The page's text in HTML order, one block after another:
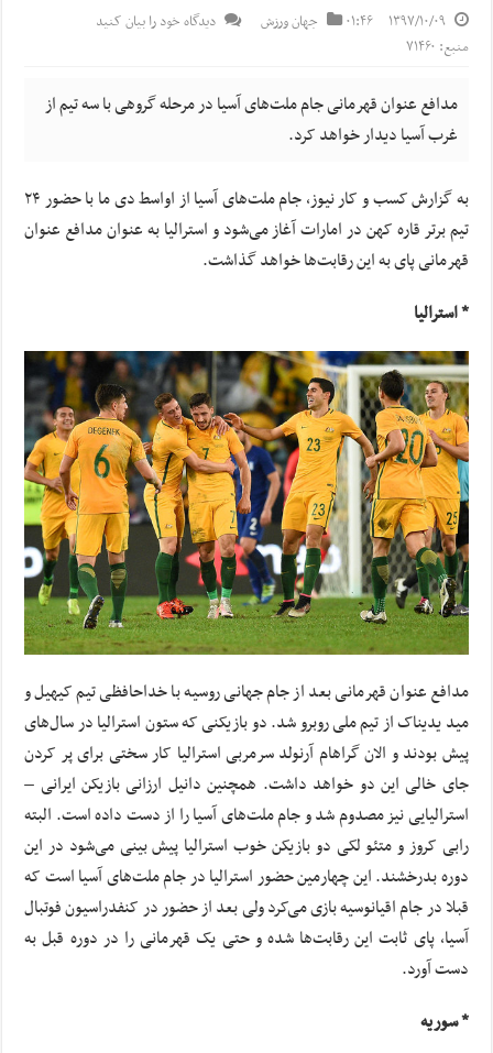
۱۳۹۷/۱۰/۰۹ ۰۱:۴۶ جهان ورزش
دیدگاه خود را بیان کنید
منبع: ۷۱۴۶۰
مدافع عنوان قهرمانی جام ملت‌های آسیا در مرحله گروهی با سه تیم از
غرب آسیا دیدار خواهد کرد.
به گزارش کسب و کار نیوز، جام ملت‌های آسیا از اواسط دی ما با حضور ۲۴
تیم برتر قاره کهن در امارات آغاز می‌شود و استرالیا به عنوان مدافع عنوان
قهرمانی پای به این رقابت‌ها خواهد گذاشت.
* استرالیا
مدافع عنوان قهرمانی بعد از جام جهانی روسیه با خداحافظی تیم کیهیل و
مید یدیناک از تیم ملی روبرو شد. دو بازیکنی که ستون استرالیا در سال‌های
پیش بودند و الان گراهام آرنولد سرمربی استرالیا کار سختی برای پر کردن
جای خالی این دو خواهد داشت. همچنین دانیل ارزانی بازیکن ایرانی –
استرالیایی نیز مصدوم شد و جام ملت‌های آسیا را از دست داده است. البته
رابی کروز و متئو لکی دو بازیکن خوب استرالیا پیش بینی می‌شود در این
دوره بدرخشند. این چهارمین حضور استرالیا در جام ملت‌های آسیا است که
قبلا در جام اقیانوسیه بازی می‌کرد ولی بعد از حضور در کنفدراسیون فوتبال
آسیا، پای ثابت این رقابت‌ها شده و حتی یک قهرمانی را در دوره قبل به
دست آورد.
* سوریه